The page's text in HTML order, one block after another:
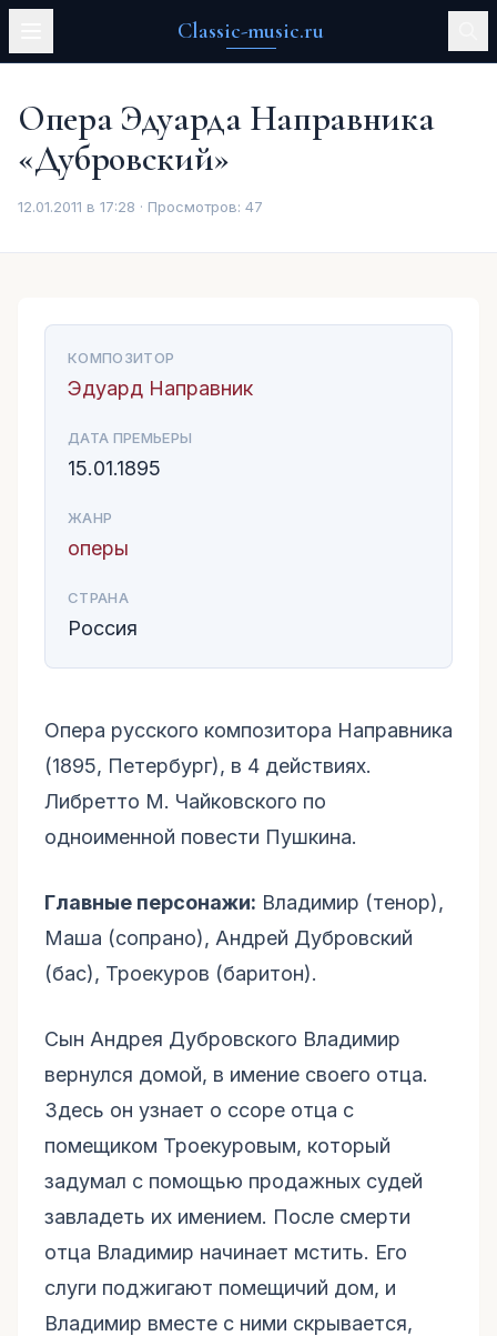
Classic-music.ru
Опера Эдуарда Направника
«Дубровский»
12.01.2011 в 17:28 · Просмотров: 47
КОМПОЗИТОР
Эдуард Направник
ДАТА ПРЕМЬЕРЫ
15.01.1895
ЖАНР
оперы
СТРАНА
Россия
Опера русского композитора Направника
(1895, Петербург), в 4 действиях.
Либретто М. Чайковского по
одноименной повести Пушкина.
Главные персонажи: Владимир (тенор),
Маша (сопрано), Андрей Дубровский
(бас), Троекуров (баритон).
Сын Андрея Дубровского Владимир
вернулся домой, в имение своего отца.
Здесь он узнает о ссоре отца с
помещиком Троекуровым, который
задумал с помощью продажных судей
завладеть их имением. После смерти
отца Владимир начинает мстить. Его
слуги поджигают помещичий дом, и
Владимир вместе с ними скрывается,